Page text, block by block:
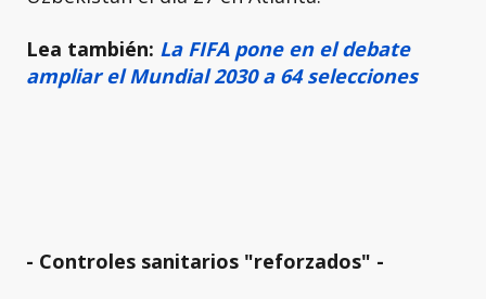
Lea también: La FIFA pone en el debate
ampliar el Mundial 2030 a 64 selecciones
- Controles sanitarios "reforzados" -